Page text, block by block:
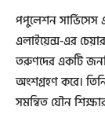
পপুলেশন সার্ভিসেস
এলাইয়েন্স-এর
তরুণদের একটি
অংশগ্রহণ করে।
সমন্বিত যৌন